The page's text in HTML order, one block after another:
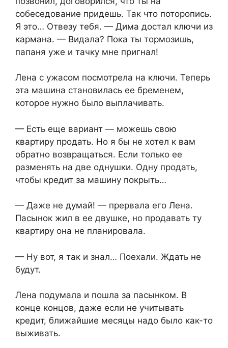
собеседование придешь. Так что поторопись.
Я это… Отвезу тебя. — Дима достал ключи из
кармана. — Видала? Пока ты тормозишь,
папаня уже и тачку мне пригнал!
Лена с ужасом посмотрела на ключи. Теперь
эта машина становилась ее бременем,
которое нужно было выплачивать.
— Есть еще вариант — можешь свою
квартиру продать. Но я бы не хотел к вам
обратно возвращаться. Если только ее
разменять на две однушки. Одну продать,
чтобы кредит за машину покрыть…
— Даже не думай! — прервала его Лена.
Пасынок жил в ее двушке, но продавать ту
квартиру она не планировала.
— Ну вот, я так и знал… Поехали. Ждать не
будут.
Лена подумала и пошла за пасынком. В
конце концов, даже если не учитывать
кредит, ближайшие месяцы надо было как-то
выживать.